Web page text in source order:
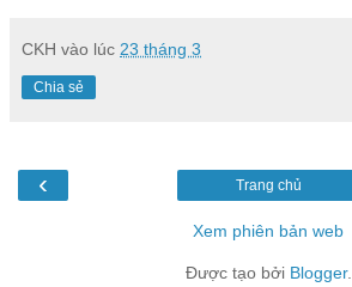
CKH vào lúc 23 tháng 3
Chia sẻ
‹ Trang chủ
Xem phiên bản web
Được tạo bởi Blogger.